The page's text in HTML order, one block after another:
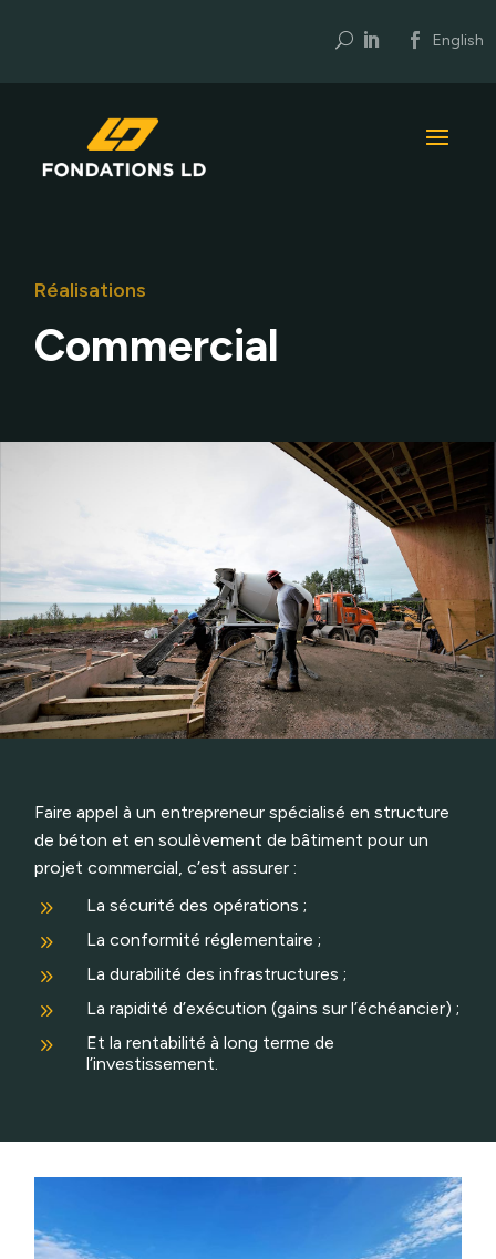
U English
Réalisations
Commercial
Faire appel à un entrepreneur spécialisé en structure
de béton et en soulèvement de bâtiment pour un
projet commercial, c’est assurer :
9 La sécurité des opérations ;
9 La conformité réglementaire ;
9 La durabilité des infrastructures ;
9 La rapidité d’exécution (gains sur l’échéancier) ;
9
Et la rentabilité à long terme de
l’investissement.